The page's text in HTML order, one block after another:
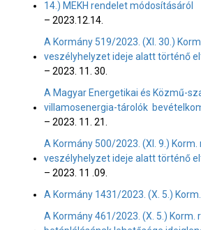
14.) MEKH rendelet módosításáról
– 2023.12.14.
A Kormány 519/2023. (XI. 30.)
veszélyhelyzet ideje alatt történő
– 2023. 11. 30.
A Magyar Energetikai és Közmű-
villamosenergia-tárolók
– 2023. 11. 21.
A Kormány 500/2023. (XI. 9.)
veszélyhelyzet ideje alatt történő
– 2023. 11 .09.
A Kormány 1431/2023. (X. 5.)
A Kormány 461/2023. (X. 5.)